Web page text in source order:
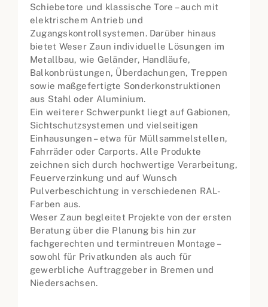
Schiebetore und klassische Tore – auch mit
elektrischem Antrieb und
Zugangskontrollsystemen. Darüber hinaus
bietet Weser Zaun individuelle Lösungen im
Metallbau, wie Geländer, Handläufe,
Balkonbrüstungen, Überdachungen, Treppen
sowie maßgefertigte Sonderkonstruktionen
aus Stahl oder Aluminium.
Ein weiterer Schwerpunkt liegt auf Gabionen,
Sichtschutzsystemen und vielseitigen
Einhausungen – etwa für Müllsammelstellen,
Fahrräder oder Carports. Alle Produkte
zeichnen sich durch hochwertige Verarbeitung,
Feuerverzinkung und auf Wunsch
Pulverbeschichtung in verschiedenen RAL-
Farben aus.
Weser Zaun begleitet Projekte von der ersten
Beratung über die Planung bis hin zur
fachgerechten und termintreuen Montage –
sowohl für Privatkunden als auch für
gewerbliche Auftraggeber in Bremen und
Niedersachsen.